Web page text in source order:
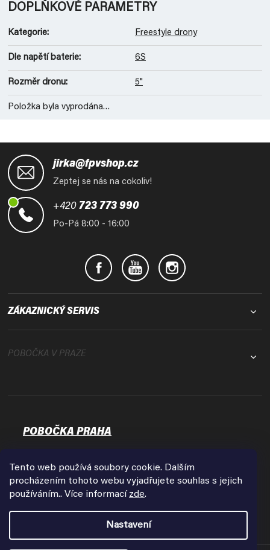
Tento web používá soubory cookie. Dalším
procházením tohoto webu vyjadřujete souhlas s jejich
používáním.. Více informací zde.
Nastavení
DOPLŇKOVÉ PARAMETRY
Kategorie: Freestyle drony
Dle napětí baterie: 6S
Rozměr dronu: 5"
Položka byla vyprodána…
jirka@fpvshop.cz
Zeptej se nás na cokoliv!
+420 723 773 990
Po-Pá 8:00 - 16:00
ZÁKAZNICKÝ SERVIS
POBOČKA V PRAZE
POBOČKA PRAHA
17000 Praha - Holešovice
Zobrazit na mapě